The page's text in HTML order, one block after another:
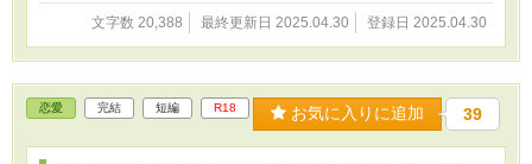
文字数 20,388 最終更新日 2025.04.30 登録日 2025.04.30
恋愛 完結 短編 R18 お気に入りに追加 39